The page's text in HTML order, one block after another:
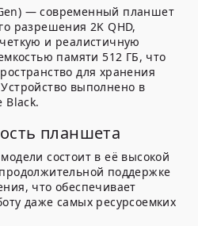
— современный планшет
разрешения 2K QHD,
и реалистичную
памяти 512 ГБ, что
для хранения
выполнено в
Black.
планшета
состоит в её высокой
поддержке
что обеспечивает
даже самых ресурсоемких